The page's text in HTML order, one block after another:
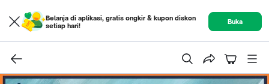
Belanja di aplikasi, gratis ongkir & kupon diskon
setiap hari!
Buka